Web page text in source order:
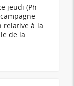
jeudi (Ph
relative à la
de la